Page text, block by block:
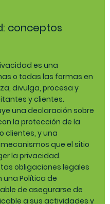
conceptos
es una
o todas las formas en
divulga, procesa y
y clientes.
una declaración sobre
la protección de la
clientes, y una
que el sitio
la privacidad.
obligaciones legales
una Política de
de asegurarse de
a sus actividades y